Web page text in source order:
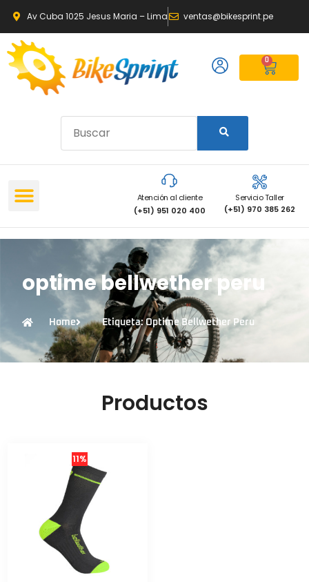
Av Cuba 1025 Jesus Maria – Lima ventas@bikesprint.pe
0
Atención al cliente
(+51) 951 020 400
Servicio Taller
(+51) 970 385 262
optime bellwether peru
Home Etiqueta: Optime Bellwether Peru
Productos
11%